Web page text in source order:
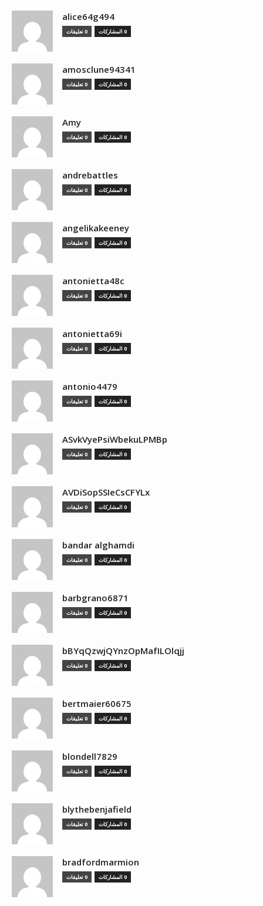
alice64g494
0 المشاركات 0 تعليقات
amosclune94341
0 المشاركات 0 تعليقات
Amy
0 المشاركات 0 تعليقات
andrebattles
0 المشاركات 0 تعليقات
angelikakeeney
0 المشاركات 0 تعليقات
antonietta48c
0 المشاركات 0 تعليقات
antonietta69i
0 المشاركات 0 تعليقات
antonio4479
0 المشاركات 0 تعليقات
ASvkVyePsiWbekuLPMBp
0 المشاركات 0 تعليقات
AVDiSopSSIeCsCFYLx
0 المشاركات 0 تعليقات
bandar alghamdi
0 المشاركات 0 تعليقات
barbgrano6871
0 المشاركات 0 تعليقات
bBYqQzwjQYnzOpMafILOlqjj
0 المشاركات 0 تعليقات
bertmaier60675
0 المشاركات 0 تعليقات
blondell7829
0 المشاركات 0 تعليقات
blythebenjafield
0 المشاركات 0 تعليقات
bradfordmarmion
0 المشاركات 0 تعليقات